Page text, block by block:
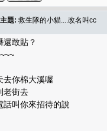
題: 救生隊的小貓....改名叫cc
還敢貼？
去你棉大溪喔
老街去
話叫你來招待的說